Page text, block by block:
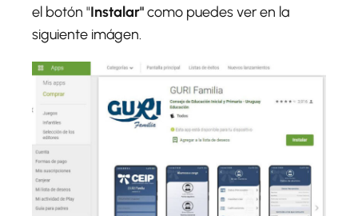
el botón "Instalar"como puedes ver en la
siguiente imágen.